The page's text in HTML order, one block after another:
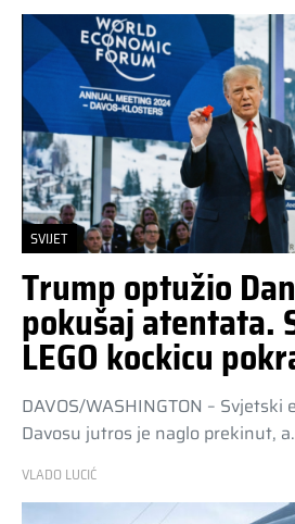
SVIJET
Trump optužio
pokušaj atentata.
LEGO kockicu
DAVOS/WASHINGTON –
Davosu jutros je naglo prekinut,
VLADO LUCIĆ